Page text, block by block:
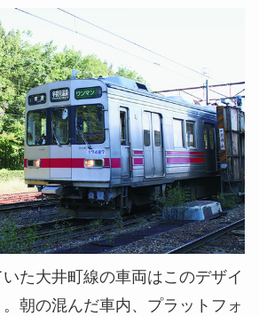
た大井町線の車両はこのデザイ
朝の混んだ車内、プラットフォ